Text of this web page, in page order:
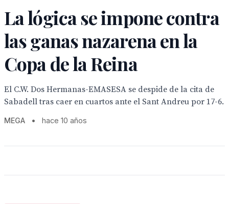
La lógica se impone contra
las ganas nazarena en la
Copa de la Reina
El C.W. Dos Hermanas-EMASESA se despide de la cita de
Sabadell tras caer en cuartos ante el Sant Andreu por 17-6.
MEGA • hace 10 años